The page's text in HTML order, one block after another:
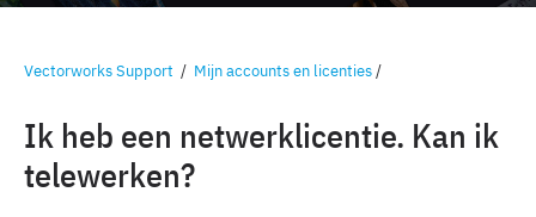
Vectorworks Support / Mijn accounts en licenties/
Ik heb een netwerklicentie. Kan ik
telewerken?